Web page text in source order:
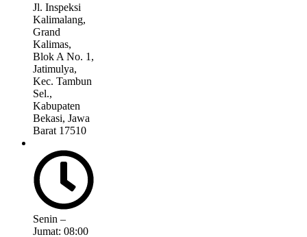
Jl. Inspeksi
Kalimalang,
Grand
Kalimas,
Blok A No. 1,
Jatimulya,
Kec. Tambun
Sel.,
Kabupaten
Bekasi, Jawa
Barat 17510
Senin –
Jumat: 08:00